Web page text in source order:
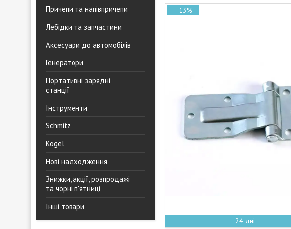
Причепи та напівпричепи
Лебідки та запчастини
Аксесуари до автомобілів
Генератори
Портативні зарядні
станції
Інструменти
Schmitz
Kogel
Нові надходження
Знижки, акції, розпродажі
та чорні п'ятниці
Інші товари
–13%
24 дні